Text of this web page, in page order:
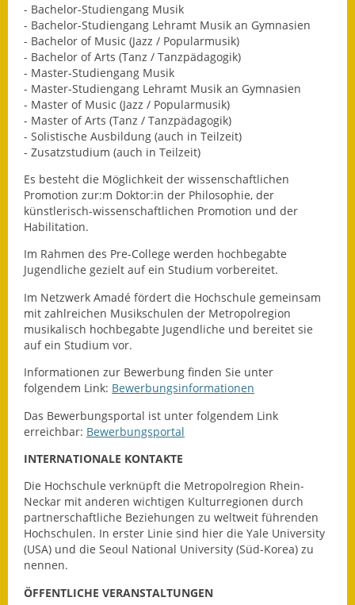
Zahlen und Fakten
Rathaus
Bauhof Notzingen
Behördenadressen
Beratungsstellen im
Dienstleistungen
Fundbehörde
Gemeinderat
Sitzungsberichte 2016
Sitzungsberichte 2017
Sitzungsberichte 2019
Sitzungsberichte 2020
Gemeindeverwaltung
- Bachelor-Studiengang Musik
- Bachelor-Studiengang Lehramt Musik an Gymnasien
- Bachelor of Music (Jazz / Popularmusik)
- Bachelor of Arts (Tanz / Tanzpädagogik)
- Master-Studiengang Musik
- Master-Studiengang Lehramt Musik an Gymnasien
- Master of Music (Jazz / Popularmusik)
- Master of Arts (Tanz / Tanzpädagogik)
- Solistische Ausbildung (auch in Teilzeit)
- Zusatzstudium (auch in Teilzeit)
Es besteht die Möglichkeit der wissenschaftlichen
Promotion zur:m Doktor:in der Philosophie, der
künstlerisch-wissenschaftlichen Promotion und der
Habilitation.
Im Rahmen des Pre-College werden hochbegabte
Jugendliche gezielt auf ein Studium vorbereitet.
Im Netzwerk Amadé fördert die Hochschule gemeinsam
mit zahlreichen Musikschulen der Metropolregion
musikalisch hochbegabte Jugendliche und bereitet sie
auf ein Studium vor.
Informationen zur Bewerbung finden Sie unter
folgendem Link: Bewerbungsinformationen
Das Bewerbungsportal ist unter folgendem Link
erreichbar: Bewerbungsportal
INTERNATIONALE KONTAKTE
Die Hochschule verknüpft die Metropolregion Rhein-
Neckar mit anderen wichtigen Kulturregionen durch
partnerschaftliche Beziehungen zu weltweit führenden
Hochschulen. In erster Linie sind hier die Yale University
(USA) und die Seoul National University (Süd-Korea) zu
nennen.
ÖFFENTLICHE VERANSTALTUNGEN